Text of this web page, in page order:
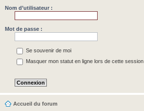
Nom d’utilisateur :
Mot de passe :
Se souvenir de moi
Masquer mon statut en ligne lors de cette session
Accueil du forum